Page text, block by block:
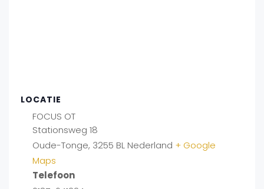
LOCATIE
FOCUS OT
Stationsweg 18
Oude-Tonge, 3255 BL Nederland + Google
Maps
Telefoon